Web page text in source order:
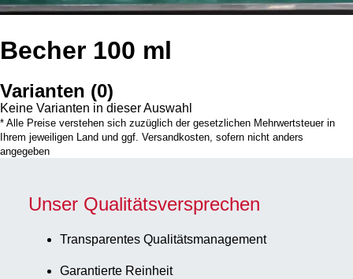
Becher 100 ml
Varianten (0)
Keine Varianten in dieser Auswahl
* Alle Preise verstehen sich zuzüglich der gesetzlichen Mehrwertsteuer in
Ihrem jeweiligen Land und ggf. Versandkosten, sofern nicht anders
angegeben
Unser Qualitätsversprechen
Transparentes Qualitätsmanagement
Garantierte Reinheit